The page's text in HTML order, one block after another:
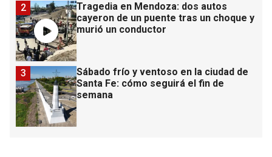
Tragedia en Mendoza: dos autos
cayeron de un puente tras un choque y
murió un conductor
2
Sábado frío y ventoso en la ciudad de
Santa Fe: cómo seguirá el fin de
semana
3